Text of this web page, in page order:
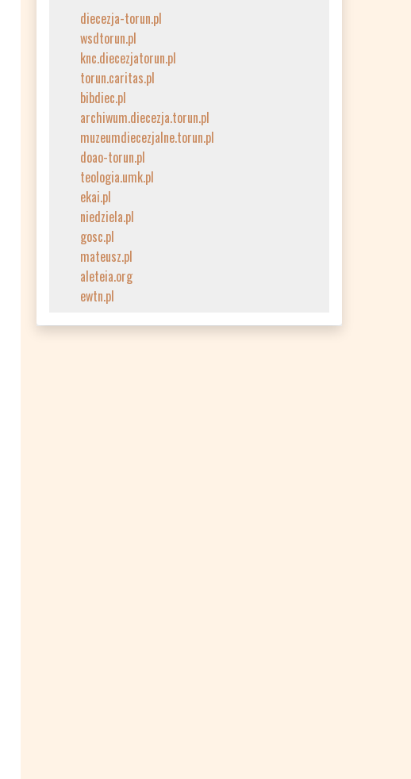
diecezja-torun.pl
wsdtorun.pl
knc.diecezjatorun.pl
torun.caritas.pl
bibdiec.pl
archiwum.diecezja.torun.pl
muzeumdiecezjalne.torun.pl
doao-torun.pl
teologia.umk.pl
ekai.pl
niedziela.pl
gosc.pl
mateusz.pl
aleteia.org
ewtn.pl